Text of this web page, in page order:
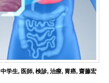
中学生, 医師, 検診, 治療, 胃癌, 齋藤宏